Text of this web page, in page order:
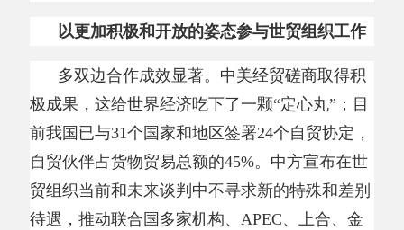
提升至51.9%。举办“丝路电商惠全球”主题活
果，帮助更多共建国家优质产品进入中国市场。
2025年，我国对共建国家非金融类直接投资
2833.6亿元，同比增长18%。合作领域不断拓
宽，与共建国家新签18份产供链合作、数字经
济、绿色矿产等合作文件。中欧班列全年开行超